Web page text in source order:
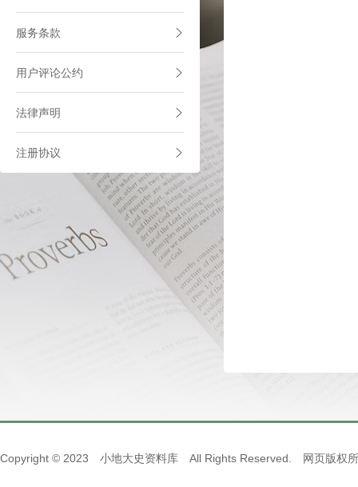
服务条款
用户评论公约
法律声明
注册协议
Copyright © 2023 小地大史资料库 All Rights Reserved. 网页版